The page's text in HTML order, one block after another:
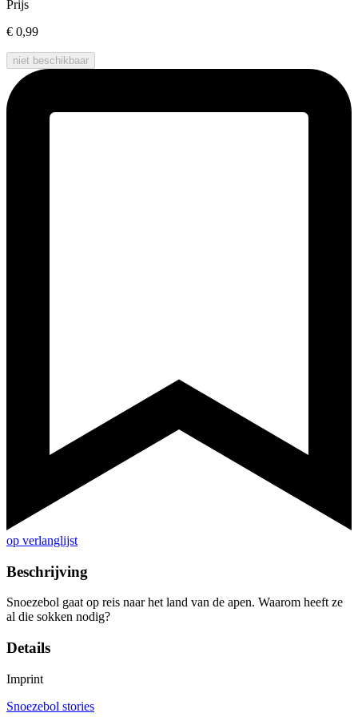
Prijs
€ 0,99
niet beschikbaar
op verlanglijst
Beschrijving
Snoezebol gaat op reis naar het land van de apen. Waarom heeft ze
al die sokken nodig?
Details
Imprint
Snoezebol stories